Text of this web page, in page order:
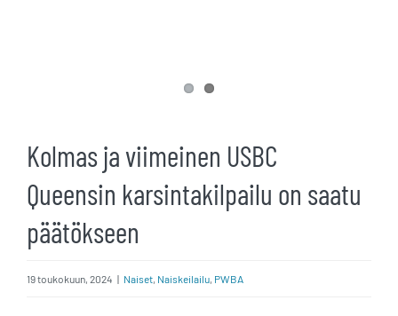
Kolmas ja viimeinen USBC
Queensin karsintakilpailu on saatu
päätökseen
19 toukokuun, 2024 | Naiset, Naiskeilailu, PWBA